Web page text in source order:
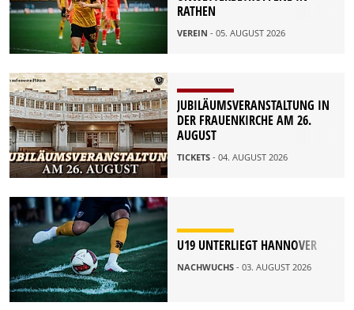
RATHEN
VEREIN - 05. AUGUST 2026
JUBILÄUMSVERANSTALTUNG IN
DER FRAUENKIRCHE AM 26.
AUGUST
TICKETS - 04. AUGUST 2026
U19 UNTERLIEGT HANNOVER
NACHWUCHS - 03. AUGUST 2026